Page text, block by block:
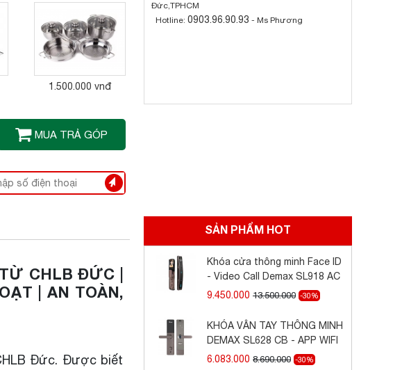
1.500.000 vnđ
MUA TRẢ GÓP
Đức,TPHCM
Hotline: 0903.96.90.93 - Ms Phương
CHLB ĐỨC |
| AN TOÀN,
Đức. Được biết
SẢN PHẨM HOT
Khóa cửa thông minh Face ID
- Video Call Demax SL918 AC
9.450.000 13.500.000 -30%
KHÓA VÂN TAY THÔNG MINH
DEMAX SL628 CB - APP WIFI
6.083.000 8.690.000 -30%